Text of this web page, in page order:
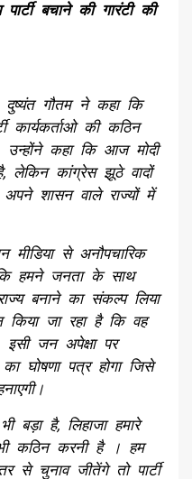
बचाने की गारंटी की
दुष्यंत गौतम ने कहा कि
कार्यकर्ताओ की कठिन
कहा कि आज मोदी
लेकिन कांग्रेस झूठे वादों
शासन वाले राज्यों में
मीडिया से अनौपचारिक
हमने जनता के साथ
बनाने का संकल्प लिया
जा रहा है कि वह
जन अपेक्षा पर
घोषणा पत्र होगा जिसे
बड़ा है, लिहाजा हमारे
कठिन करनी है । हम
चुनाव जीतेंगे तो पार्टी